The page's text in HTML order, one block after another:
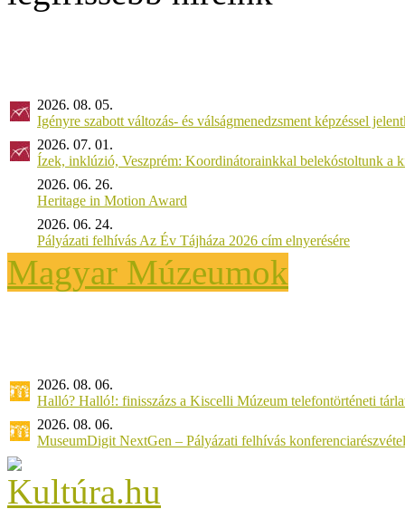
2026. 08. 05.
Igényre szabott változás- és válságmenedzsment képzéssel
2026. 07. 01.
Ízek, inklúzió, Veszprém: Koordinátorainkkal belekóstoltunk a
2026. 06. 26.
Heritage in Motion Award
2026. 06. 24.
Pályázati felhívás Az Év Tájháza 2026 cím elnyerésére
Magyar Múzeumok
2026. 08. 06.
Halló? Halló!: finisszázs a Kiscelli Múzeum telefontörténeti
2026. 08. 06.
MuseumDigit NextGen – Pályázati felhívás